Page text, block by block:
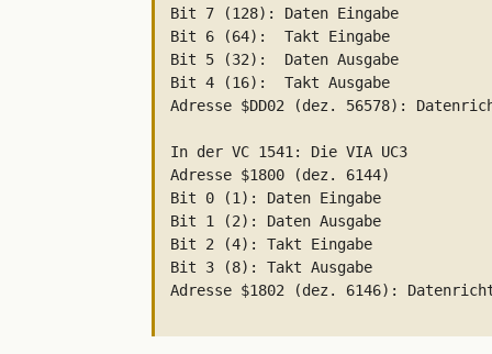
Bit 7 (128): Daten Eingabe
Bit 6 (64):  Takt Eingabe
Bit 5 (32):  Daten Ausgabe
Bit 4 (16):  Takt Ausgabe
Adresse $DD02 (dez. 56578):
In der VC 1541: Die VIA UC3
Adresse $1800 (dez. 6144)
Bit 0 (1): Daten Eingabe
Bit 1 (2): Daten Ausgabe
Bit 2 (4): Takt Eingabe
Bit 3 (8): Takt Ausgabe
Adresse $1802 (dez. 6146):